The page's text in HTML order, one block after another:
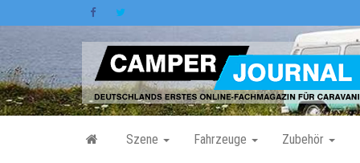
Inhalt
Szene Fahrzeuge Zubehör